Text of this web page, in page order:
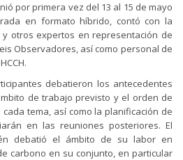
por primera vez del 13 al 15 de mayo
en formato híbrido, contó con la
otros expertos en representación de
Observadores, así como personal de
debatieron los antecedentes
de trabajo previsto y el orden de
tema, así como la planificación de
en las reuniones posteriores. El
debatió el ámbito de su labor en
carbono en su conjunto, en particular